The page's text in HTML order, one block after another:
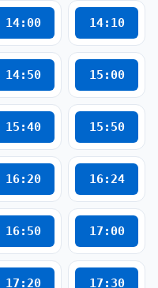
14:00 14:10
14:50 15:00
15:40 15:50
16:20 16:24
16:50 17:00
17:20 17:30